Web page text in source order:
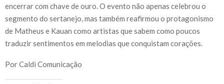
encerrar com chave de ouro. O evento não apenas celebrou o
segmento do sertanejo, mas também reafirmou o protagonismo
de Matheus e Kauan como artistas que sabem como poucos
traduzir sentimentos em melodias que conquistam corações.
Por Caldi Comunicação